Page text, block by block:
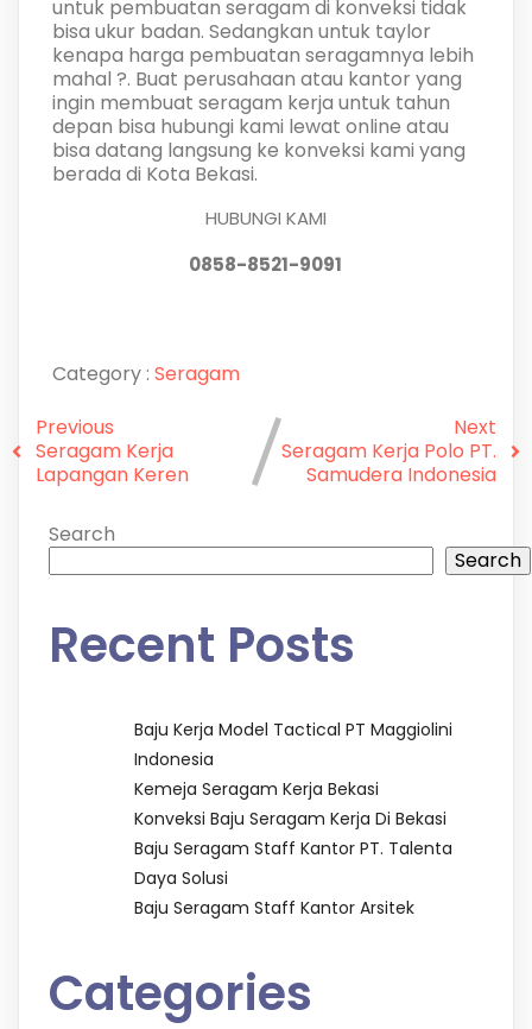
untuk pembuatan seragam di konveksi tidak
bisa ukur badan. Sedangkan untuk taylor
kenapa harga pembuatan seragamnya lebih
mahal ?. Buat perusahaan atau kantor yang
ingin membuat seragam kerja untuk tahun
depan bisa hubungi kami lewat online atau
bisa datang langsung ke konveksi kami yang
berada di Kota Bekasi.
HUBUNGI KAMI
0858-8521-9091
Category : Seragam
Previous
Seragam Kerja
Lapangan Keren
Next
Seragam Kerja Polo PT.
Samudera Indonesia
Search
Search
Recent Posts
Baju Kerja Model Tactical PT Maggiolini
Indonesia
Kemeja Seragam Kerja Bekasi
Konveksi Baju Seragam Kerja Di Bekasi
Baju Seragam Staff Kantor PT. Talenta
Daya Solusi
Baju Seragam Staff Kantor Arsitek
Categories